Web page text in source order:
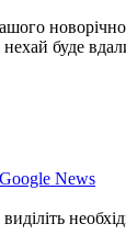
нехай буде
News